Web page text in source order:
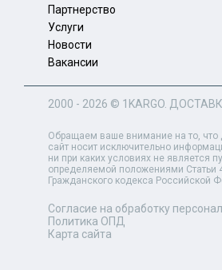
Партнерство
Услуги
Новости
Вакансии
2000 - 2026 © 1KARGO .
Обращаем ваше внимание на то, что
сайт носит исключительно
ни при каких условиях не является
определяемой положениями Статьи
Гражданского кодекса Российской
Согласие на обработку
Политика ОПД
Карта сайта